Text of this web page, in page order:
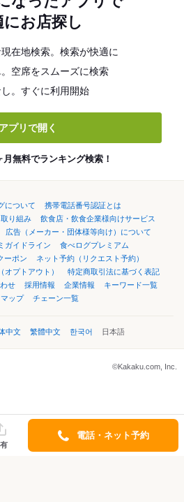
にお店探し
在地検索。検索が快適に
空席をスムーズに検索
。すぐに利用開始
アプリで開く
無料でランキング検索！
について
携帯電話番号認証とは
り組み
飲食店・飲食企業様向けサービス
広告（メーカー・団体様等向け）について
ガイドライン
食べログプレミアム
ーポン
ネット予約（リクエスト予約）
オプトアウト）
特定商取引法に基づく表記
せ 採用情報 企業情報
キーワード一覧
ップ
チェーン一覧
中文 繁體中文 한국어 日本語
©Kakaku.com, Inc.
電話・ネット予約